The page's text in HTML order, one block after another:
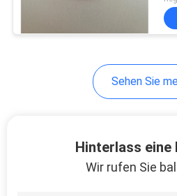
Sehen Sie
Hinterlass eine
Wir rufen Sie